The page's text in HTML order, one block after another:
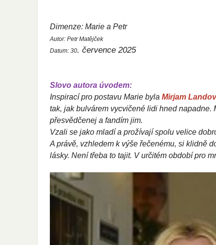
Dimenze: Marie a Petr
Autor: Petr Matějček
Datum: 30. července 2025
Slovo autora úvodem:
Inspirací pro postavu Marie byla Mirjam
tak, jak bulvárem vycvičené lidi hned napadne.
přesvědčenej a fandím jim.
Vzali se jako mladí a prožívají spolu velice
A právě, vzhledem k výše řečenému, si klidně
lásky. Není třeba to tajit. V určitém období pro